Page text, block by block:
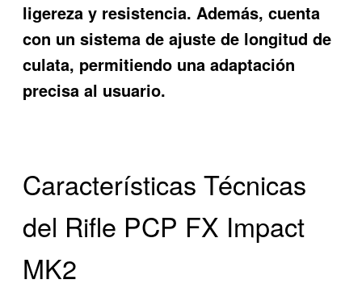
ligereza y resistencia. Además, cuenta
con un sistema de ajuste de longitud de
culata, permitiendo una adaptación
precisa al usuario.
Características Técnicas
del Rifle PCP FX Impact
MK2